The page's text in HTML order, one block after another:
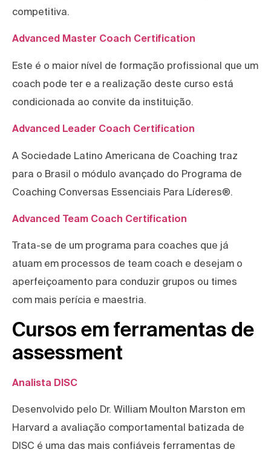
competitiva.
Advanced Master Coach Certification
Este é o maior nível de formação profissional que um
coach pode ter e a realização deste curso está
condicionada ao convite da instituição.
Advanced Leader Coach Certification
A Sociedade Latino Americana de Coaching traz
para o Brasil o módulo avançado do Programa de
Coaching Conversas Essenciais Para Líderes®.
Advanced Team Coach Certification
Trata-se de um programa para coaches que já
atuam em processos de team coach e desejam o
aperfeiçoamento para conduzir grupos ou times
com mais perícia e maestria.
Cursos em ferramentas de
assessment
Analista DISC
Desenvolvido pelo Dr. William Moulton Marston em
Harvard a avaliação comportamental batizada de
DISC é uma das mais confiáveis ferramentas de